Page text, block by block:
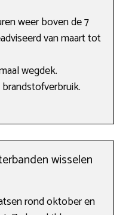
weer boven de 7
van maart tot
wegdek.
wisselen
rond oktober en